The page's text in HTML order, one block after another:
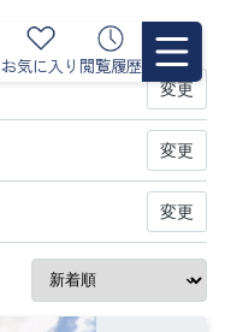
お気に入り 閲覧履歴
変更
変更
変更